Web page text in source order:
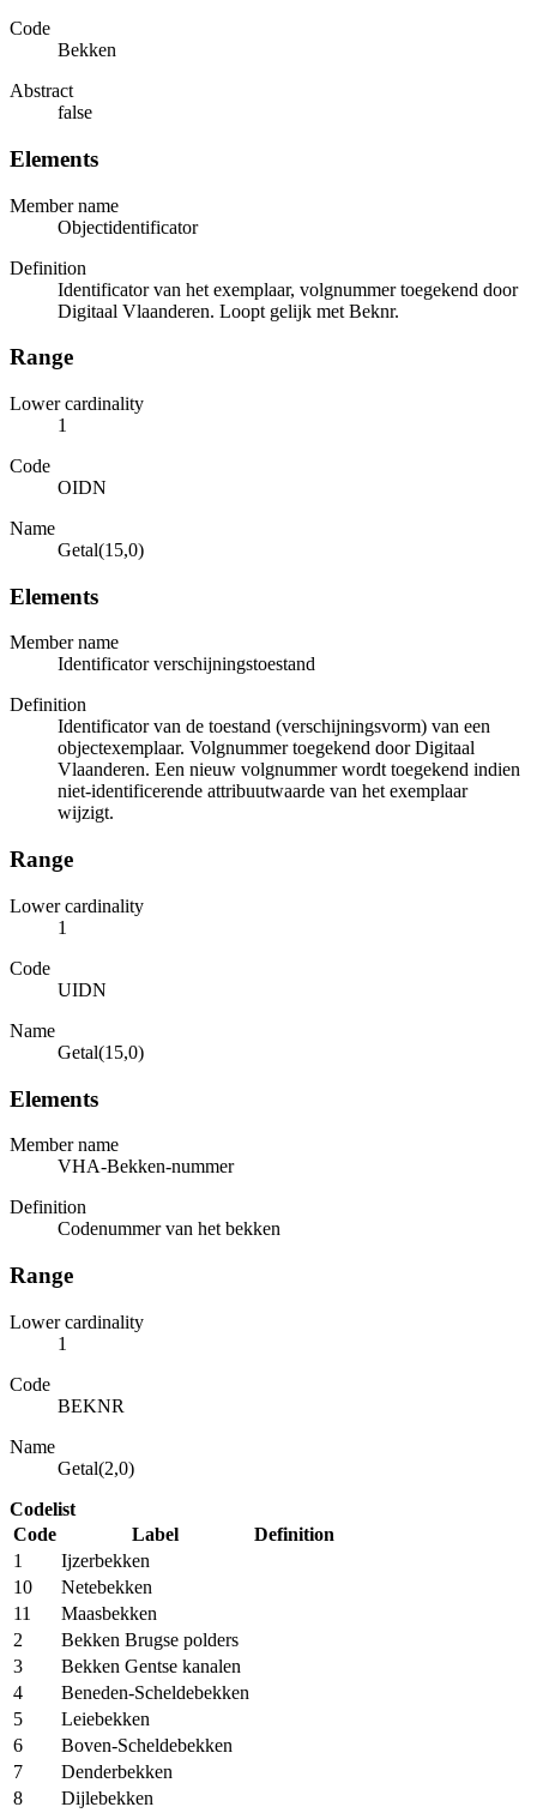
Code
Bekken
Abstract
false
Elements
Member name
Objectidentificator
Definition
Identificator van het exemplaar, volgnummer toegekend door
Digitaal Vlaanderen. Loopt gelijk met Beknr.
Range
Lower cardinality
1
Code
OIDN
Name
Getal(15,0)
Elements
Member name
Identificator verschijningstoestand
Definition
Identificator van de toestand (verschijningsvorm) van een
objectexemplaar. Volgnummer toegekend door Digitaal
Vlaanderen. Een nieuw volgnummer wordt toegekend indien
niet-identificerende attribuutwaarde van het exemplaar
wijzigt.
Range
Lower cardinality
1
Code
UIDN
Name
Getal(15,0)
Elements
Member name
VHA-Bekken-nummer
Definition
Codenummer van het bekken
Range
Lower cardinality
1
Code
BEKNR
Name
Getal(2,0)
Codelist
Code
Label
Definition
1
Ijzerbekken
10
Netebekken
11
Maasbekken
2
Bekken Brugse polders
3
Bekken Gentse kanalen
4
Beneden-Scheldebekken
5
Leiebekken
6
Boven-Scheldebekken
7
Denderbekken
8
Dijlebekken